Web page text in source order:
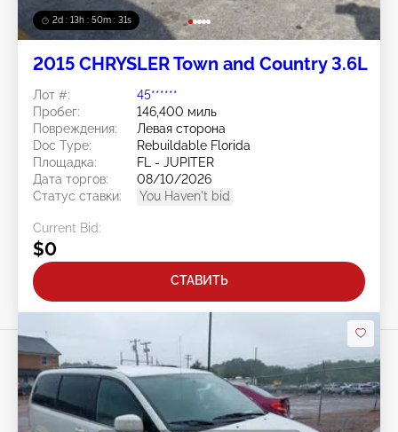
2d : 13h : 50m : 28s
2015 CHRYSLER Town and Country 3.6L
Лот #:
45******
Пробег:
146,400 миль
Повреждения:
Левая сторона
Doc Type:
Rebuildable Florida
Площадка:
FL - JUPITER
Дата торгов:
08/10/2026
Статус ставки:
You Haven't bid
Current Bid:
$0
СТАВИТЬ